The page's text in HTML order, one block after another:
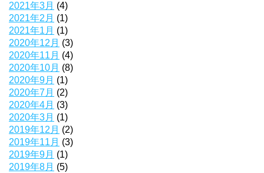
2021年3月 (4)
2021年2月 (1)
2021年1月 (1)
2020年12月 (3)
2020年11月 (4)
2020年10月 (8)
2020年9月 (1)
2020年7月 (2)
2020年4月 (3)
2020年3月 (1)
2019年12月 (2)
2019年11月 (3)
2019年9月 (1)
2019年8月 (5)